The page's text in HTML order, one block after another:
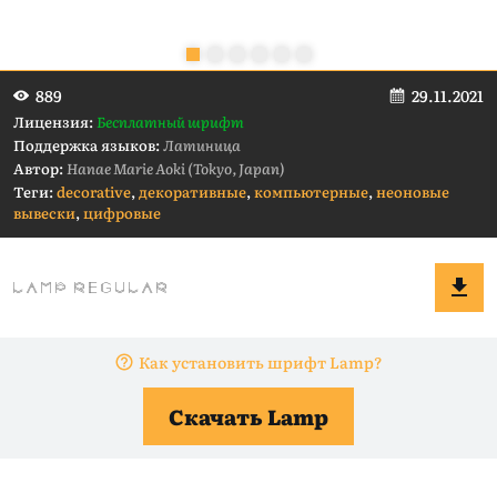
889 29.11.2021
Лицензия: Бесплатный шрифт
Поддержка языков:Латиница
Автор: Hanae Marie Aoki (Tokyo, Japan)
Теги:decorative, декоративные, компьютерные, неоновые
вывески, цифровые
Как установить шрифт Lamp?
Скачать Lamp